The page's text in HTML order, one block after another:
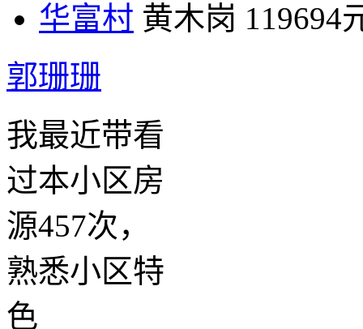
华富村 黄木岗 119694
郭珊珊
我最近带看
过本小区房
源457次，
熟悉小区特
色